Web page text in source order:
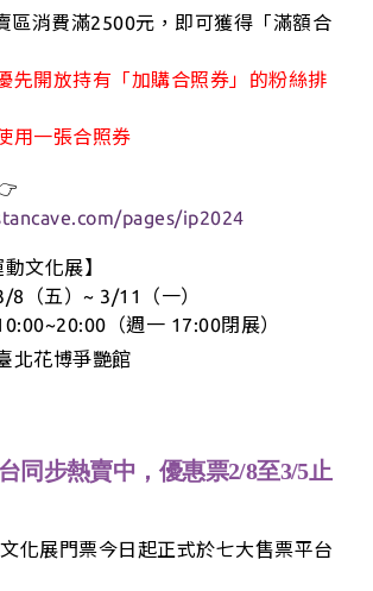
區消費滿2500元，即可獲得「滿額合
先開放持有「加購合照券」的粉絲排
用一張合照券
pages/ip2024
文化展】
8（五）~ 3/11（一）
（週一 17:00閉展）
北花博爭艷館
同步熱賣中， 優惠票2/8至3/5止
化展門票今日起正式於七大售票平台